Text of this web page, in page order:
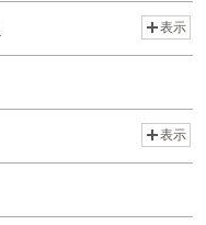
表示
表示